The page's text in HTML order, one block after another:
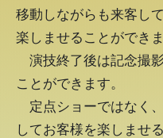
移動しながらも来客し
楽しませることができま
演技終了後は記念撮
ことができます。
定点ショーではなく
してお客様を楽しませ